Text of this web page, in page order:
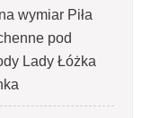
wymiar Piła
pod
Lady Łóżka